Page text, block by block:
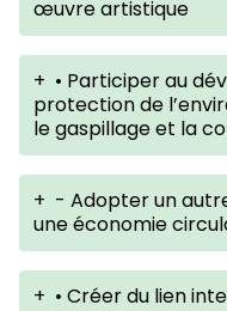
œuvre artistique
+ • Participer au
protection de
le gaspillage et la
+ - Adopter un
une économie
+ • Créer du lien